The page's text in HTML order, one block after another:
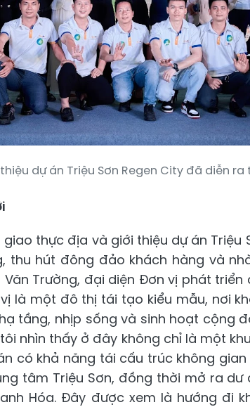
dự án Triệu Sơn Regen City đã diễn ra
giao thực địa và giới thiệu dự án Triệu
thu hút đông đảo khách hàng và
Văn Trường, đại diện Đơn vị phát triển
là một đô thị tái tạo kiểu mẫu, nơi
tầng, nhịp sống và sinh hoạt cộng
nhìn thấy ở đây không chỉ là một
có khả năng tái cấu trúc không gian
tâm Triệu Sơn, đồng thời mở ra dư
Hóa. Đây được xem là hướng đi